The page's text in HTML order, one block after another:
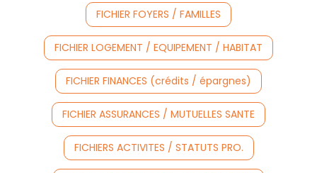
FICHIER FOYERS / FAMILLES
FICHIER LOGEMENT / EQUIPEMENT / HABITAT
FICHIER FINANCES (crédits / épargnes)
FICHIER ASSURANCES / MUTUELLES SANTE
FICHIERS ACTIVITES / STATUTS PRO.